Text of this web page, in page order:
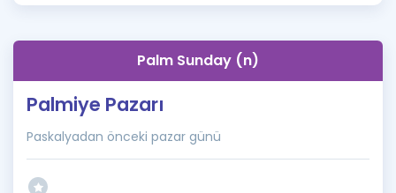
İngilizce GramerPalm Sunday (n)
Palmiye Pazarı
Paskalyadan önceki pazar günü